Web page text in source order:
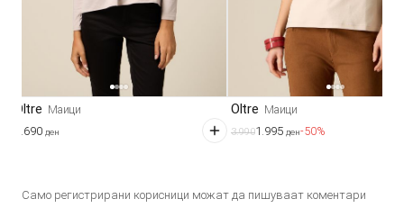
Oltre Маици
2.690 ден
Oltre Маици
3.9901.995 ден-50%
Само регистрирани корисници можат да пишуваат коментари